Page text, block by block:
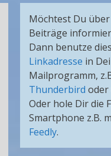
Möchtest Du
Beiträge
Dann benutze
Linkadresse in
Mailprogramm,
Thunderbird oder
Oder hole Dir die
Smartphone z.B.
Feedly.